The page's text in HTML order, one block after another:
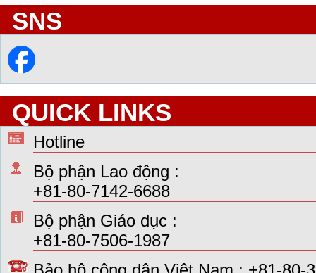
SNS
QUICK LINKS
Hotline
Bộ phận Lao động :
+81-80-7142-6688
Bộ phận Giáo dục :
+81-80-7506-1987